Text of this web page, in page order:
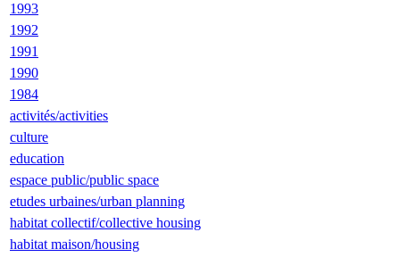
1993
1992
1991
1990
1984
activités/activities
culture
education
espace public/public space
etudes urbaines/urban planning
habitat collectif/collective housing
habitat maison/housing